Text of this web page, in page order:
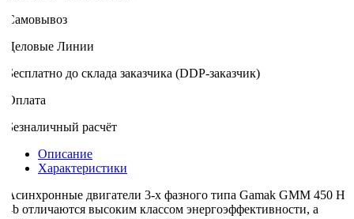
Линии
до склада заказчика (DDP-заказчик)
расчёт
Описание
Характеристики
двигатели 3-х фазного типа Gamak GMM 450 H
отличаются высоким классом энергоэффективности, а